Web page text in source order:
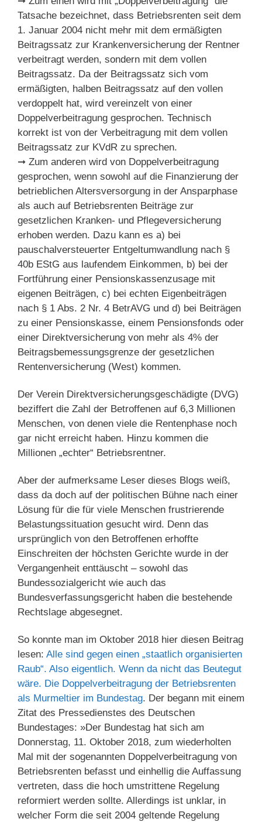
Tatsache bezeichnet, dass Betriebsrenten seit dem
1. Januar 2004 nicht mehr mit dem ermäßigten
Beitragssatz zur Krankenversicherung der Rentner
verbeitragt werden, sondern mit dem vollen
Beitragssatz. Da der Beitragssatz sich vom
ermäßigten, halben Beitragssatz auf den vollen
verdoppelt hat, wird vereinzelt von einer
Doppelverbeitragung gesprochen. Technisch
korrekt ist von der Verbeitragung mit dem vollen
Beitragssatz zur KVdR zu sprechen.
➞ Zum anderen wird von Doppelverbeitragung
gesprochen, wenn sowohl auf die Finanzierung der
betrieblichen Altersversorgung in der Ansparphase
als auch auf Betriebsrenten Beiträge zur
gesetzlichen Kranken- und Pflegeversicherung
erhoben werden. Dazu kann es a) bei
pauschalversteuerter Entgeltumwandlung nach §
40b EStG aus laufendem Einkommen, b) bei der
Fortführung einer Pensionskassenzusage mit
eigenen Beiträgen, c) bei echten Eigenbeiträgen
nach § 1 Abs. 2 Nr. 4 BetrAVG und d) bei Beiträgen
zu einer Pensionskasse, einem Pensionsfonds oder
einer Direktversicherung von mehr als 4% der
Beitragsbemessungsgrenze der gesetzlichen
Rentenversicherung (West) kommen.
Der Verein Direktversicherungsgeschädigte (DVG)
beziffert die Zahl der Betroffenen auf 6,3 Millionen
Menschen, von denen viele die Rentenphase noch
gar nicht erreicht haben. Hinzu kommen die
Millionen „echter“ Betriebsrentner.
Aber der aufmerksame Leser dieses Blogs weiß,
dass da doch auf der politischen Bühne nach einer
Lösung für die für viele Menschen frustrierende
Belastungssituation gesucht wird. Denn das
ursprünglich von den Betroffenen erhoffte
Einschreiten der höchsten Gerichte wurde in der
Vergangenheit enttäuscht – sowohl das
Bundessozialgericht wie auch das
Bundesverfassungsgericht haben die bestehende
Rechtslage abgesegnet.
So konnte man im Oktober 2018 hier diesen Beitrag
lesen: Alle sind gegen einen „staatlich organisierten
Raub“. Also eigentlich. Wenn da nicht das Beutegut
wäre. Die Doppelverbeitragung der Betriebsrenten
als Murmeltier im Bundestag. Der begann mit einem
Zitat des Pressedienstes des Deutschen
Bundestages: »Der Bundestag hat sich am
Donnerstag, 11. Oktober 2018, zum wiederholten
Mal mit der sogenannten Doppelverbeitragung von
Betriebsrenten befasst und einhellig die Auffassung
vertreten, dass die hoch umstrittene Regelung
reformiert werden sollte. Allerdings ist unklar, in
welcher Form die seit 2004 geltende Regelung